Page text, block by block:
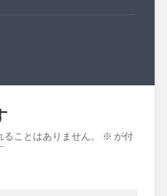
ことはありません。 ※ が付